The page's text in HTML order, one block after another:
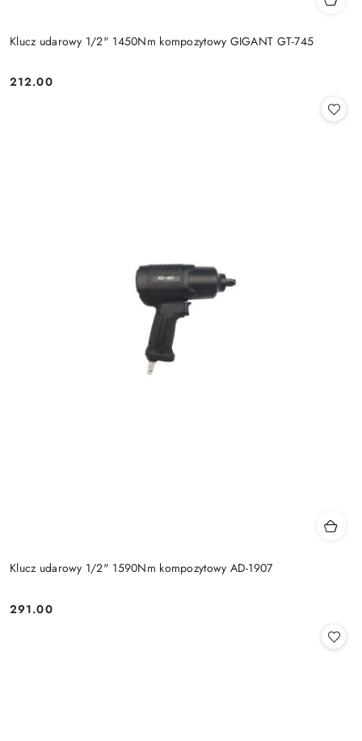
Klucz udarowy 1/2" 1450Nm kompozytowy GIGANT GT-745
Cena:
212.00
Klucz udarowy 1/2" 1590Nm kompozytowy AD-1907
Cena:
291.00